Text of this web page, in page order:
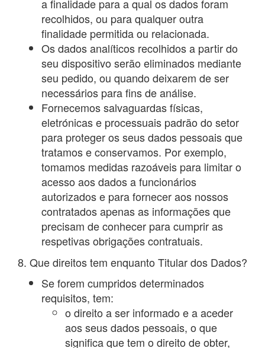
a finalidade para a qual os dados foram
recolhidos, ou para qualquer outra
finalidade permitida ou relacionada.
Os dados analíticos recolhidos a partir do
seu dispositivo serão eliminados mediante
seu pedido, ou quando deixarem de ser
necessários para fins de análise.
Fornecemos salvaguardas físicas,
eletrónicas e processuais padrão do setor
para proteger os seus dados pessoais que
tratamos e conservamos. Por exemplo,
tomamos medidas razoáveis para limitar o
acesso aos dados a funcionários
autorizados e para fornecer aos nossos
contratados apenas as informações que
precisam de conhecer para cumprir as
respetivas obrigações contratuais.
8. Que direitos tem enquanto Titular dos Dados?
Se forem cumpridos determinados
requisitos, tem:
o direito a ser informado e a aceder
aos seus dados pessoais, o que
significa que tem o direito de obter,